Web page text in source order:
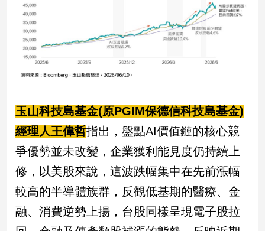
室
內
設
計
旅
遊/
星
座/
理
消
費
健
康/
親
玉山科技島基金(原PGIM保德信科技島基金)
經理人王偉哲指出，盤點AI價值鏈的核心競
爭優勢並未改變，企業獲利能見度仍持續上
修，以美股來說，這波跌幅集中在先前漲幅
較高的半導體族群，反觀低基期的醫療、金
融、消費逆勢上揚，台股同樣呈現電子股拉